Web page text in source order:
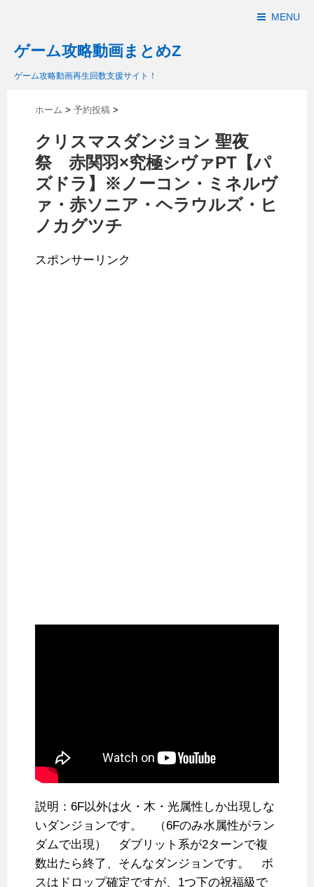
MENU
ゲーム攻略動画まとめZ
ゲーム攻略動画再生回数支援サイト！
ホーム > 予約投稿 >
クリスマスダンジョン 聖夜
祭 赤関羽×究極シヴァPT【パ
ズドラ】※ノーコン・ミネルヴ
ァ・赤ソニア・ヘラウルズ・ヒ
ノカグツチ
スポンサーリンク
説明：6F以外は火・木・光属性しか出現しな
いダンジョンです。 （6Fのみ水属性がラン
ダムで出現） ダブリット系が2ターンで複
数出たら終了、そんなダンジョンです。 ボ
スはドロップ確定ですが、1つ下の祝福級で